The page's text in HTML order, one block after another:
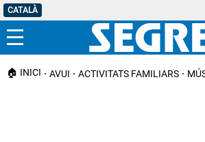
CATALÀ
Menú
🏠 INICI AVUI ACTIVITATS FAMILIARS